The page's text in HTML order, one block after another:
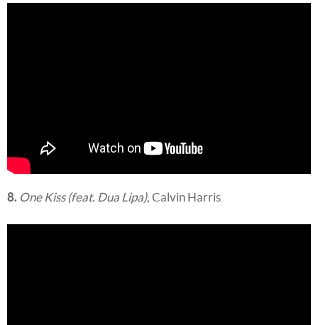
8. One Kiss (feat. Dua Lipa), Calvin Harris